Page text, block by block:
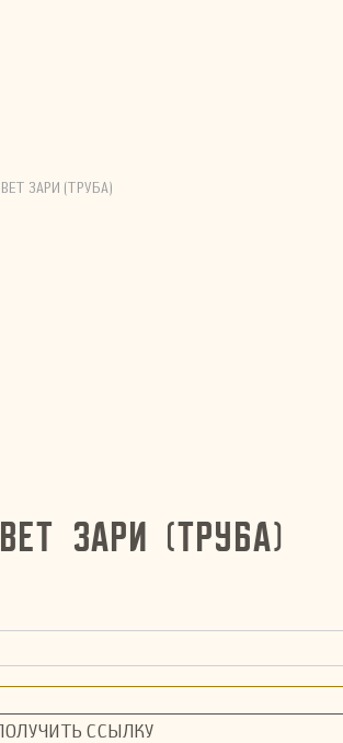
ЗАРИ (ТРУБА)
зари (труба)
ССЫЛКУ